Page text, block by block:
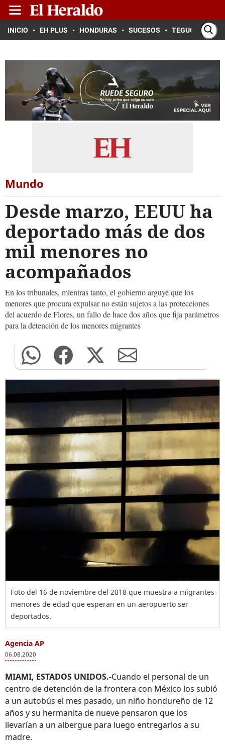
INICIO EH PLUS HONDURAS SUCESOS TEGUCIGALPA
Mundo
Desde marzo, EEUU ha
deportado más de dos
mil menores no
acompañados
En los tribunales, mientras tanto, el gobierno arguye que los
menores que procura expulsar no están sujetos a las protecciones
del acuerdo de Flores, un fallo de hace dos años que fija parámetros
para la detención de los menores migrantes
Foto del 16 de noviembre del 2018 que muestra a migrantes
menores de edad que esperan en un aeropuerto ser
deportados.
Agencia AP
06.08.2020
MIAMI, ESTADOS UNIDOS.-Cuando el personal de un
centro de detención de la frontera con México los subió
a un autobús el mes pasado, un niño hondureño de 12
años y su hermanita de nueve pensaron que los
llevarían a un albergue para luego entregarlos a su
madre.